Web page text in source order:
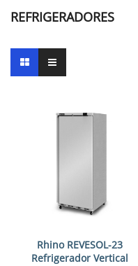
REFRIGERADORES
Rhino REVESOL-23
Refrigerador Vertical